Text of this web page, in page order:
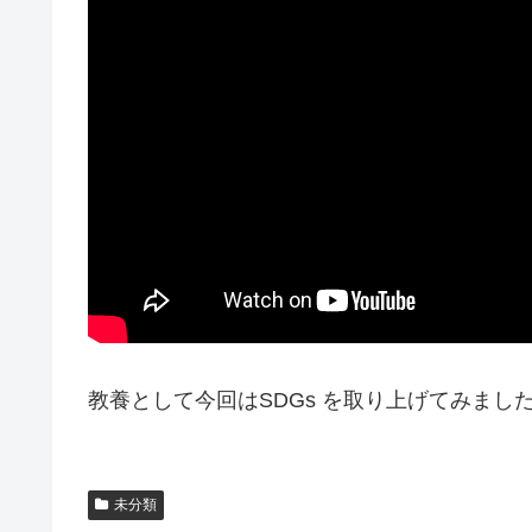
教養として今回はSDGs を取り上げてみまし
未分類